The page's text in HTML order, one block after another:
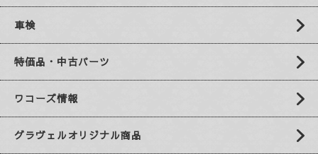
車検
特価品・中古パーツ
ワコーズ情報
グラヴェルオリジナル商品